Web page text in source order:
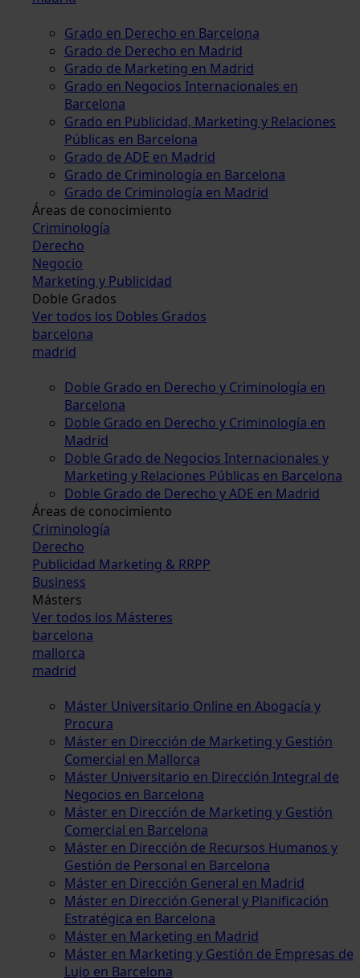
Grado en Derecho en Barcelona
Grado de Derecho en Madrid
Grado de Marketing en Madrid
Grado en Negocios Internacionales en
Barcelona
Grado en Publicidad, Marketing y Relaciones
Públicas en Barcelona
Grado de ADE en Madrid
Grado de Criminología en Barcelona
Grado de Criminología en Madrid
Áreas de conocimiento
Criminología
Derecho
Negocio
Marketing y Publicidad
Doble Grados
Ver todos los Dobles Grados
barcelona
madrid
Doble Grado en Derecho y Criminología en
Barcelona
Doble Grado en Derecho y Criminología en
Madrid
Doble Grado de Negocios Internacionales y
Marketing y Relaciones Públicas en Barcelona
Doble Grado de Derecho y ADE en Madrid
Áreas de conocimiento
Criminología
Derecho
Publicidad Marketing & RRPP
Business
Másters
Ver todos los Másteres
barcelona
mallorca
madrid
Máster Universitario Online en Abogacía y
Procura
Máster en Dirección de Marketing y Gestión
Comercial en Mallorca
Máster Universitario en Dirección Integral de
Negocios en Barcelona
Máster en Dirección de Marketing y Gestión
Comercial en Barcelona
Máster en Dirección de Recursos Humanos y
Gestión de Personal en Barcelona
Máster en Dirección General en Madrid
Máster en Dirección General y Planificación
Estratégica en Barcelona
Máster en Marketing en Madrid
Máster en Marketing y Gestión de Empresas de
Lujo en Barcelona